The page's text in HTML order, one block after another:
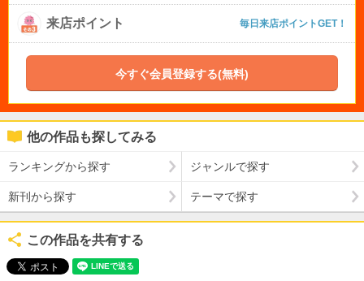
来店ポイント 毎日来店ポイントGET！
今すぐ会員登録する(無料)
他の作品も探してみる
ランキングから探す ジャンルで探す
新刊から探す テーマで探す
この作品を共有する